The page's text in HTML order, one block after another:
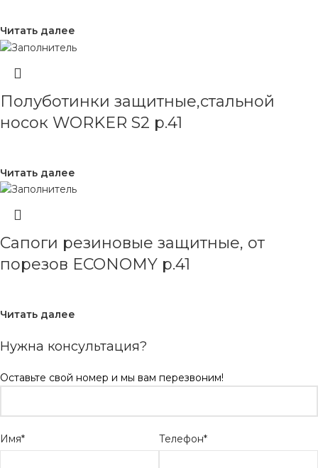
Читать далее
Полуботинки защитные,стальной
носок WORKER S2 р.41
Читать далее
Сапоги резиновые защитные, от
порезов ECONOMY р.41
Читать далее
Нужна консультация?
Оставьте свой номер и мы вам перезвоним!
Имя* Телефон*